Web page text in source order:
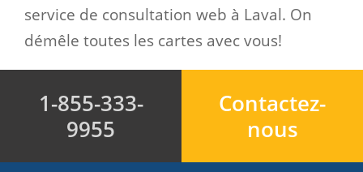
service de consultation web à Laval. On
démêle toutes les cartes avec vous!
1-855-333-
9955
Contactez-
nous